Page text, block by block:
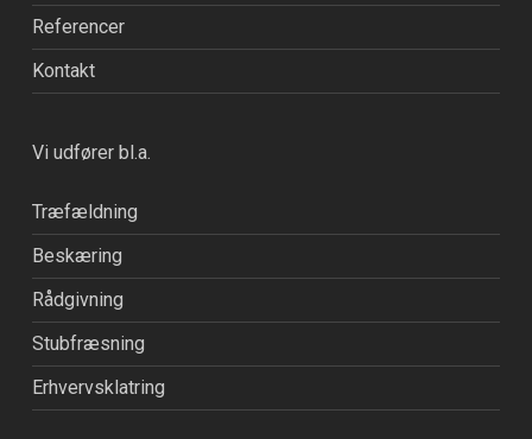
Referencer
Kontakt
Vi udfører bl.a.
Træfældning
Beskæring
Rådgivning
Stubfræsning
Erhvervsklatring